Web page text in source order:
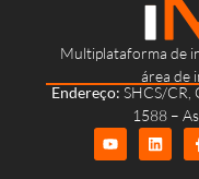
Multiplataforma de
área de
Endereço: SHCS/CR,
1588 –